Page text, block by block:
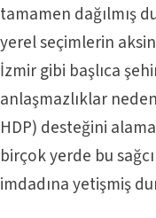
tamamen dağılmış
yerel seçimlerin
İzmir gibi başlıca
anlaşmazlıklar
HDP) desteğini
birçok yerde bu
imdadına yetişmiş